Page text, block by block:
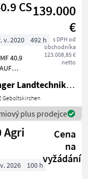
CS139.000
€
s DPH od
obchodníka
123.008,85 €
netto
v. 2020
492 h
40.9
kg FPT
Jedinger Landtechnik GmbH
Geboltskirchen
plus prodejce
Agri
Cena
na
vyžádání
2026
100 h